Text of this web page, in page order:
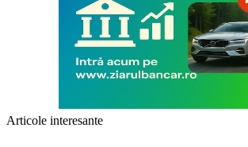
Articole interesante